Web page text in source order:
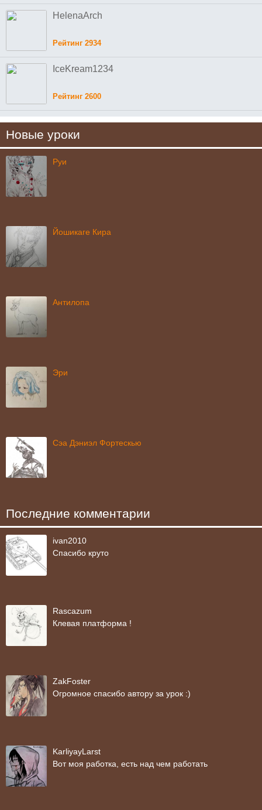
HelenaArch
Рейтинг 2934
IceKream1234
Рейтинг 2600
Новые уроки
Руи
Йошикаге Кира
Антилопа
Эри
Сэа Дэниэл Фортескью
Последние комментарии
ivan2010
Спасибо круто
Rascazum
Клевая платформа !
ZakFoster
Огромное спасибо автору за урок :)
KarliyayLarst
Вот моя работка, есть над чем работать